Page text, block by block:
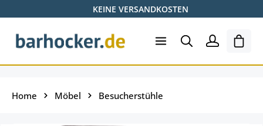
Zum Hauptinhalt springenKEINE VERSANDKOSTEN
Home Möbel Besucherstühle